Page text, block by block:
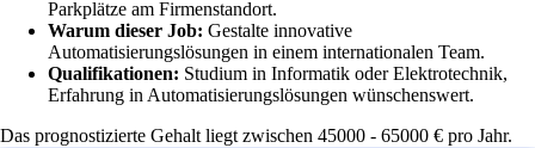
Parkplätze am Firmenstandort.
Warum dieser Job: Gestalte innovative
Automatisierungslösungen in einem internationalen Team.
Qualifikationen: Studium in Informatik oder Elektrotechnik,
Erfahrung in Automatisierungslösungen wünschenswert.
Das prognostizierte Gehalt liegt zwischen 45000 - 65000 € pro Jahr.